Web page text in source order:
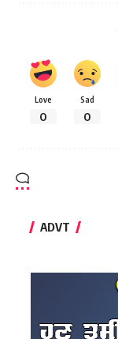
Love
0
Sad
0
ADVT